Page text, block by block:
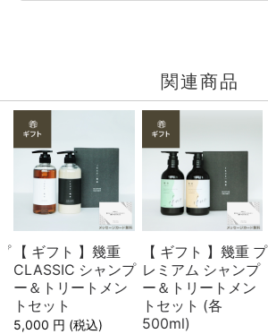
関連商品
【 ギフト 】幾重
CLASSIC シャンプ
ー＆トリートメン
トセット
5,000 円 (税込)
【 ギフト 】幾重 プ
レミアム シャンプ
ー＆トリートメン
トセット (各
500ml)